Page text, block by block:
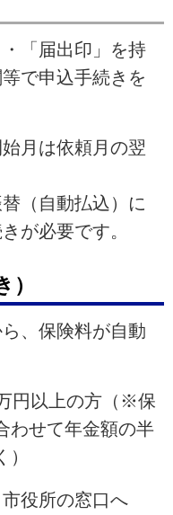
・「届出印」を持
で申込手続きを
月は依頼月の翌
（自動払込）に
が必要です。
）
、保険料が自動
円以上の方（※保
わせて年金額の半
役所の窓口へ